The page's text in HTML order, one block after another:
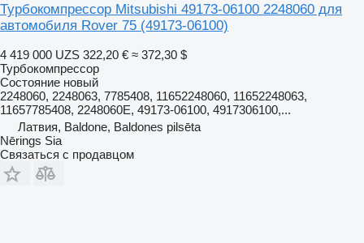
Турбокомпрессор Mitsubishi 49173-06100 2248060 для
автомобиля Rover 75 (49173-06100)
4 419 000 UZS 322,20 € ≈ 372,30 $
Турбокомпрессор
Состояние новый
2248060, 2248063, 7785408, 11652248060, 11652248063,
11657785408, 2248060E, 49173-06100, 4917306100,...
Латвия, Baldone, Baldones pilsēta
Nērings Sia
Связаться с продавцом